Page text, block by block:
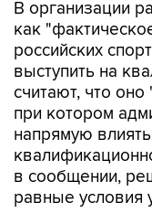
российских
выступить на
считают, что оно
при котором
напрямую
в сообщении,
равные условия
соревнованиях
национальных